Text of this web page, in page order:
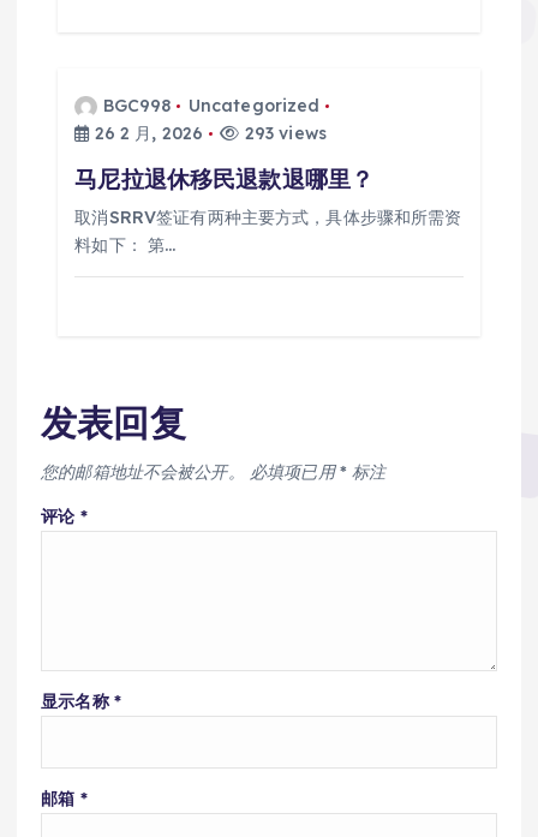
BGC998
Uncategorized
26 2 月, 2026
293 views
马尼拉退休移民退款退哪里？
取消SRRV签证有两种主要方式，具体步骤和所需资
料如下： 第…
发表回复
您的邮箱地址不会被公开。 必填项已用* 标注
评论 *
显示名称 *
邮箱 *